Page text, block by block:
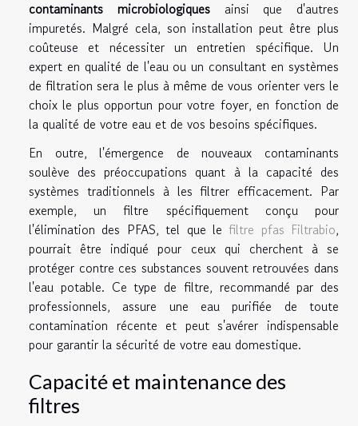
contaminants microbiologiquesainsi que d'autres
impuretés. Malgré cela, son installation peut être plus
coûteuse et nécessiter un entretien spécifique. Un
expert en qualité de l'eau ou un consultant en systèmes
de filtration sera le plus à même de vous orienter vers le
choix le plus opportun pour votre foyer, en fonction de
la qualité de votre eau et de vos besoins spécifiques.
En outre, l'émergence de nouveaux contaminants
soulève des préoccupations quant à la capacité des
systèmes traditionnels à les filtrer efficacement. Par
exemple, un filtre spécifiquement conçu pour
l'élimination des PFAS, tel que le filtre pfas Filtrabio,
pourrait être indiqué pour ceux qui cherchent à se
protéger contre ces substances souvent retrouvées dans
l'eau potable. Ce type de filtre, recommandé par des
professionnels, assure une eau purifiée de toute
contamination récente et peut s'avérer indispensable
pour garantir la sécurité de votre eau domestique.
Capacité et maintenance des
filtres